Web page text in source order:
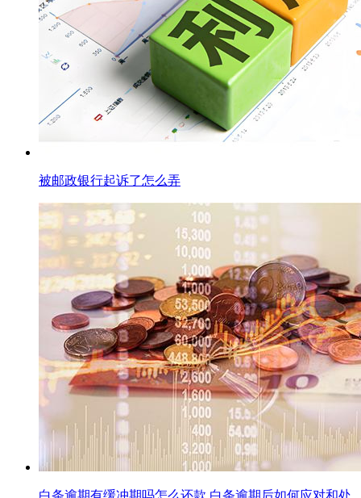
被邮政银行起诉了怎么弄
白条逾期有缓冲期吗怎么还款,白条逾期后如何应对和处